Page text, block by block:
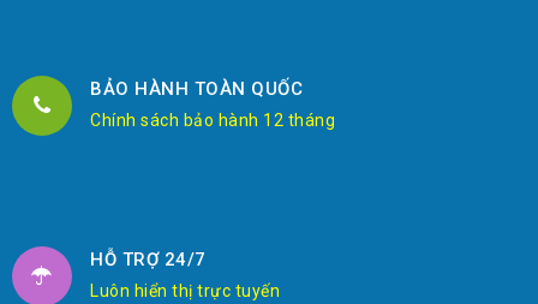
BẢO HÀNH TOÀN QUỐC
Chính sách bảo hành 12 tháng
HỖ TRỢ 24/7
Luôn hiển thị trực tuyến